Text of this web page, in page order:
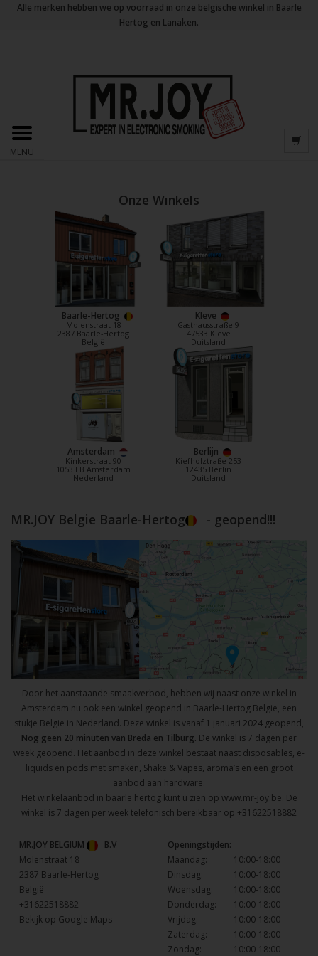
Alle merken hebben we op voorraad in onze belgische winkel in Baarle
Hertog en Lanaken.
MENU
Onze Winkels
Baarle-Hertog
Molenstraat 18
2387 Baarle-Hertog
België
Kleve
Gasthausstraße 9
47533 Kleve
Duitsland
Amsterdam
Kinkerstraat 90
1053 EB Amsterdam
Nederland
Berlijn
Kiefholztraße 253
12435 Berlin
Duitsland
MR.JOY Belgie Baarle-Hertog - geopend!!!
Door het aanstaande smaakverbod, hebben wij naast onze winkel in
Amsterdam nu ook een winkel geopend in Baarle-Hertog Belgie, een
stukje Belgie in Nederland. Deze winkel is vanaf 1 januari 2024 geopend,
Nog geen 20 minuten van Breda en Tilburg. De winkel is 7 dagen per
week geopend. Het aanbod in deze winkel bestaat naast disposables, e-
liquids en pods met smaken, Shake & Vapes, aroma’s en een groot
aanbod aan hardware.
Het winkelaanbod in baarle hertog kunt u zien op www.mr-joy.be. De
winkel is 7 dagen per week telefonisch bereikbaar op +31622518882
MR.JOY BELGIUM
B.V
Molenstraat 18
2387 Baarle-Hertog
België
+31622518882
Bekijk op Google Maps
Openingstijden:
Maandag:
10:00-18:00
Dinsdag:
10:00-18:00
Woensdag:
10:00-18:00
Donderdag:
10:00-18:00
Vrijdag:
10:00-18:00
Zaterdag:
10:00-18:00
Zondag:
10:00-18:00